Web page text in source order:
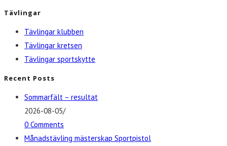
Tävlingar
Tävlingar klubben
Tävlingar kretsen
Tävlingar sportskytte
Recent Posts
Sommarfält – resultat
2026-08-05/
0 Comments
Månadstävling mästerskap Sportpistol